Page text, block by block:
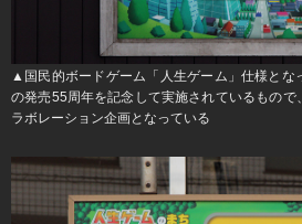
▲国民的ボードゲーム「人生ゲーム」仕様とな
の発売55周年を記念して実施されているもので
ラボレーション企画となっている